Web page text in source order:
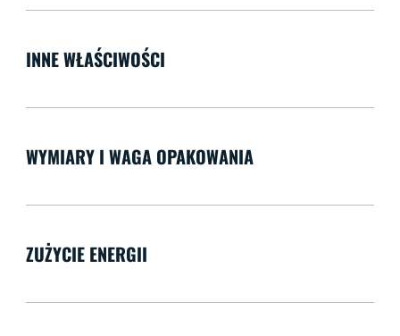
INNE WŁAŚCIWOŚCI
WYMIARY I WAGA OPAKOWANIA
ZUŻYCIE ENERGII